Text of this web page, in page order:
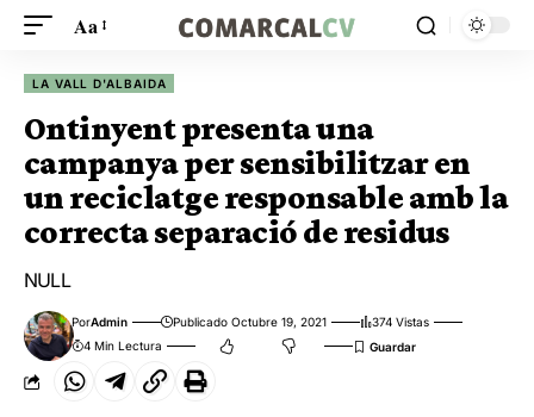
Aa
LA VALL D'ALBAIDA
Ontinyent presenta una
campanya per sensibilitzar en
un reciclatge responsable amb la
correcta separació de residus
NULL
PorAdmin Publicado Octubre 19, 2021
374 Vistas
4 Min Lectura